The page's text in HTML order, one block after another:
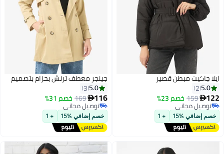
ايلا جاكيت مبطن قصير
5.0
2
122
159 خصم 23%
توصيل مجاني
توصيل مجاني
خصم إضافي %15 + 1
جينجر معطف ترنش بحزام بتصميم
5.0
3
116
169 خصم 31%
توصيل مجاني
توصيل مجاني
خصم إضافي %15 + 1